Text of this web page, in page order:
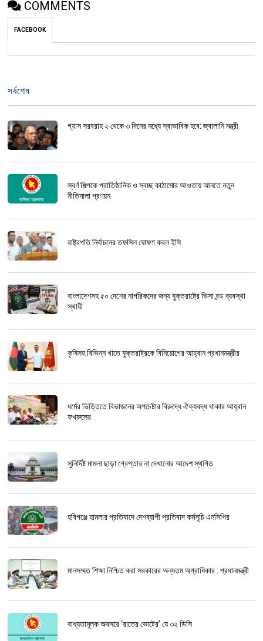
COMMENTS
FACEBOOK
সর্বশেষ
গ্যাস সরবরাহ ২ থেকে ৩ দিনের মধ্যে স্বাভাবিক হবে: জ্বালানি মন্ত্রী
স্বর্ণ শিল্পকে প্রাতিষ্ঠানিক ও স্বচ্ছ কাঠামোর আওতায় আনতে নতুন
নীতিমালা প্রণয়ন
রাষ্ট্রপতি নির্বাচনের তফসিল ঘোষণা করল ইসি
বাংলাদেশসহ ৫০ দেশের নাগরিকদের জন্য যুক্তরাষ্ট্রে ভিসা বন্ড ব্যবস্থা
স্থায়ী
কৃষিসহ বিভিন্ন খাতে যুক্তরাষ্ট্রকে বিনিয়োগের আহ্বান প্রধানমন্ত্রীর
ধর্মের ভিত্তিতে বিভাজনের অপচেষ্টার বিরুদ্ধে ঐক্যবদ্ধ থাকার আহ্বান
ফখরুলের
সুনির্দিষ্ট মামলা ছাড়া গ্রেপ্তার না দেখানোর আদেশ স্থগিত
হবিগঞ্জে হামলার প্রতিবাদে দেশব্যাপী প্রতিবাদ কর্মসূচি এনসিপির
মানসম্মত শিক্ষা নিশ্চিত করা সরকারের অন্যতম অগ্রাধিকার : প্রধানমন্ত্রী
বাধ্যতামূলক অবসরে ‘রাতের ভোটের’ যে ৩২ ডিসি